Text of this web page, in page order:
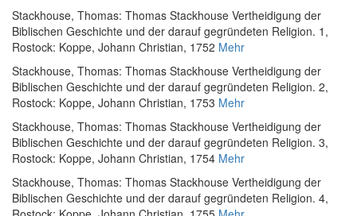
Stackhouse, Thomas: Thomas Stackhouse Vertheidigung der
Biblischen Geschichte und der darauf gegründeten Religion. 1 ,
Rostock: Koppe, Johann Christian, 1752 Mehr
Stackhouse, Thomas: Thomas Stackhouse Vertheidigung der
Biblischen Geschichte und der darauf gegründeten Religion. 2,
Rostock: Koppe, Johann Christian, 1753 Mehr
Stackhouse, Thomas: Thomas Stackhouse Vertheidigung der
Biblischen Geschichte und der darauf gegründeten Religion. 3,
Rostock: Koppe, Johann Christian, 1754 Mehr
Stackhouse, Thomas: Thomas Stackhouse Vertheidigung der
Biblischen Geschichte und der darauf gegründeten Religion. 4,